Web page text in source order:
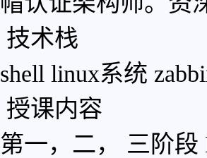
技术栈
shell linux系统
授课内容
第一，二， 三阶